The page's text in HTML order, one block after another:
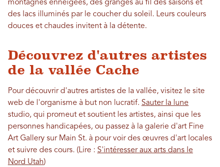
montagnes enneigées, des granges au fil des saisons et
des lacs illuminés par le coucher du soleil. Leurs couleurs
douces et chaudes invitent à la détente.
Découvrez d'autres artistes
de la vallée Cache
Pour découvrir d'autres artistes de la vallée, visitez le site
web de l'organisme à but non lucratif. Sauter la lune
studio, qui promeut et soutient les artistes, ainsi que les
personnes handicapées, ou passez à la galerie d'art Fine
Art Gallery sur Main St. à pour voir des œuvres d'art locales
et suivre des cours. (Lire : S'intéresser aux arts dans le
Nord Utah)